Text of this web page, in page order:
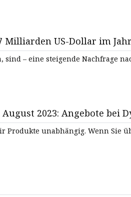
US-Dollar im Jahr
bei einer jährlichen
– eine steigende Nachfrage
2023: Angebote bei
Wenn Sie über unsere Links